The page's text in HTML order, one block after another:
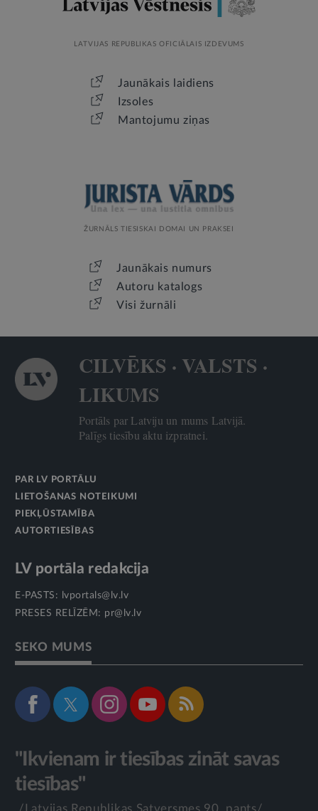
LATVIJAS REPUBLIKAS OFICIĀLAIS IZDEVUMS
Jaunākais laidiens
Izsoles
Mantojumu ziņas
ŽURNĀLS TIESISKAI DOMAI UN PRAKSEI
Jaunākais numurs
Autoru katalogs
Visi žurnāli
CILVĒKS · VALSTS ·
LIKUMS
Portāls par Latviju un mums Latvijā.
Palīgs tiesību aktu izpratnei.
PAR LV PORTĀLU
LIETOŠANAS NOTEIKUMI
PIEKĻŪSTAMĪBA
AUTORTIESĪBAS
LV portāla redakcija
E-PASTS:
lvportals@lv.lv
PRESES RELĪZĒM: pr@lv.lv
SEKO MUMS
"Ikvienam ir tiesības zināt savas
tiesības"
/Latvijas Republikas Satversmes 90. pants/